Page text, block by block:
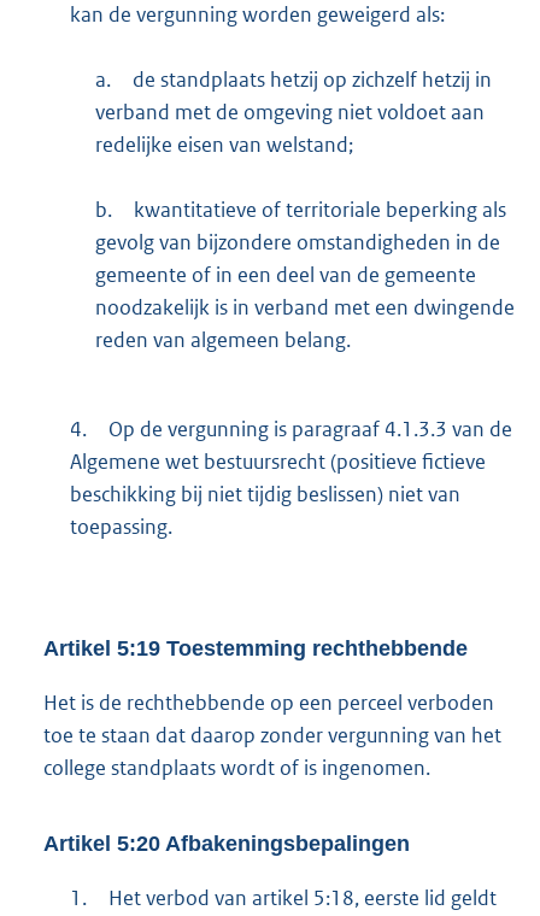
kan de vergunning worden geweigerd als:
a.
de standplaats hetzij op zichzelf hetzij in
verband met de omgeving niet voldoet aan
redelijke eisen van welstand;
b.
kwantitatieve of territoriale beperking als
gevolg van bijzondere omstandigheden in de
gemeente of in een deel van de gemeente
noodzakelijk is in verband met een dwingende
reden van algemeen belang.
4.
Op de vergunning is paragraaf 4.1.3.3 van de
Algemene wet bestuursrecht (positieve fictieve
beschikking bij niet tijdig beslissen) niet van
toepassing.
Artikel 5:19 Toestemming rechthebbende
Het is de rechthebbende op een perceel verboden
toe te staan dat daarop zonder vergunning van het
college standplaats wordt of is ingenomen.
Artikel 5:20 Afbakeningsbepalingen
1.
Het verbod van artikel 5:18, eerste lid geldt